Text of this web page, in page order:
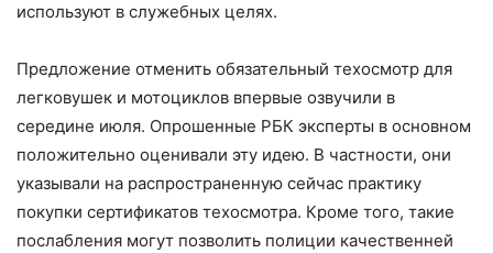
используют в служебных целях.
Предложение отменить обязательный техосмотр для
легковушек и мотоциклов впервые озвучили в
середине июля. Опрошенные РБК эксперты в основном
положительно оценивали эту идею. В частности, они
указывали на распространенную сейчас практику
покупки сертификатов техосмотра. Кроме того, такие
послабления могут позволить полиции качественней